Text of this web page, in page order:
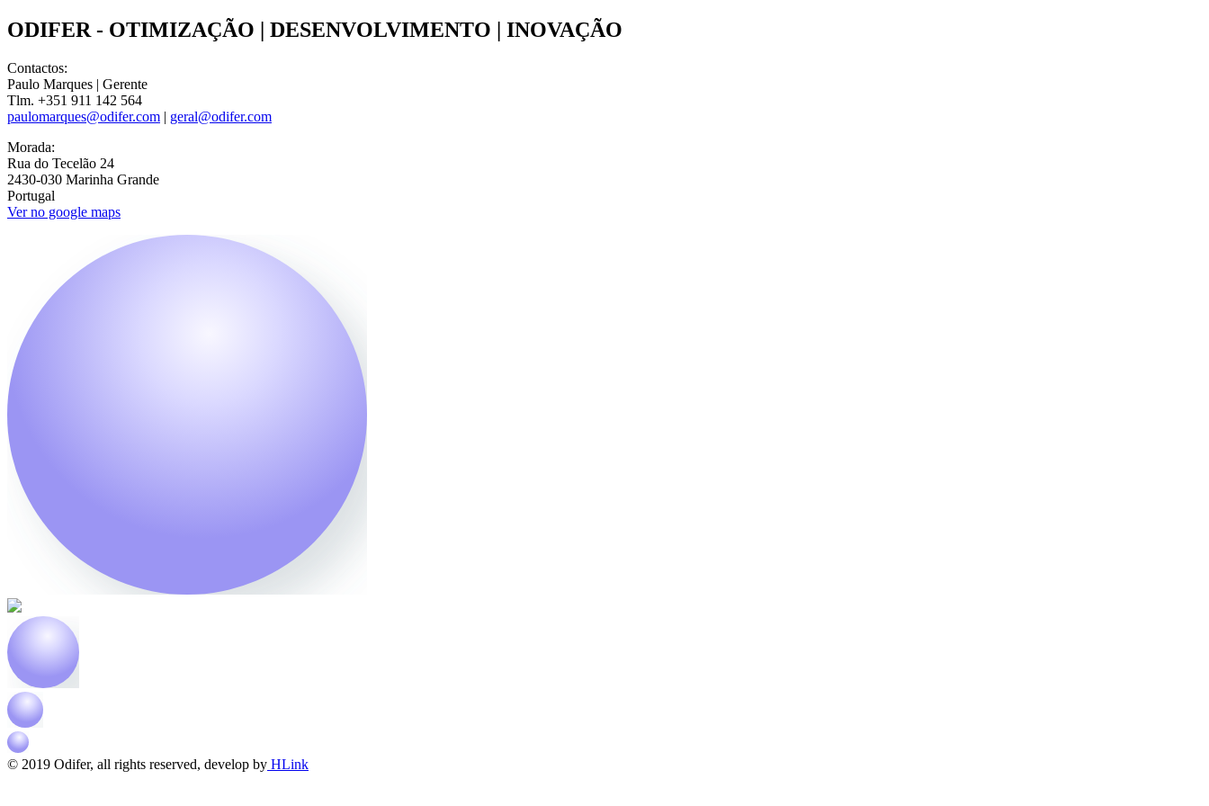
ODIFER - OTIMIZAÇÃO | DESENVOLVIMENTO | INOVAÇÃO
Contactos:
Paulo Marques | Gerente
Tlm. +351 911 142 564
paulomarques@odifer.com | geral@odifer.com
Morada:
Rua do Tecelão 24
2430-030 Marinha Grande
Portugal
Ver no google maps
© 2019 Odifer, all rights reserved, develop by HLink